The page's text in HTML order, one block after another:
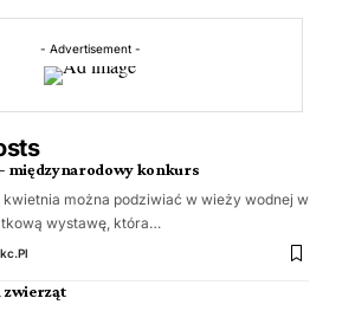
- Advertisement -
międzynarodowy konkurs
kwietnia można podziwiać w wieży wodnej w
wystawę, która…
zwierząt